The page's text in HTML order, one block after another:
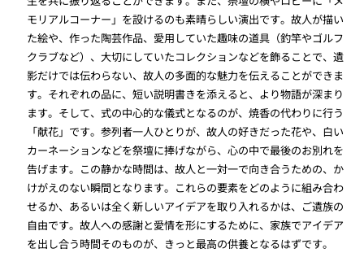
モリアルコーナー」を設けるのも素晴らしい演出です。故人が描い
た絵や、作った陶芸作品、愛用していた趣味の道具（釣竿やゴルフ
クラブなど）、大切にしていたコレクションなどを飾ることで、遺
影だけでは伝わらない、故人の多面的な魅力を伝えることができま
す。それぞれの品に、短い説明書きを添えると、より物語が深まり
ます。そして、式の中心的な儀式となるのが、焼香の代わりに行う
「献花」です。参列者一人ひとりが、故人の好きだった花や、白い
カーネーションなどを祭壇に捧げながら、心の中で最後のお別れを
告げます。この静かな時間は、故人と一対一で向き合うための、か
けがえのない瞬間となります。これらの要素をどのように組み合わ
せるか、あるいは全く新しいアイデアを取り入れるかは、ご遺族の
自由です。故人への感謝と愛情を形にするために、家族でアイデア
を出し合う時間そのものが、きっと最高の供養となるはずです。